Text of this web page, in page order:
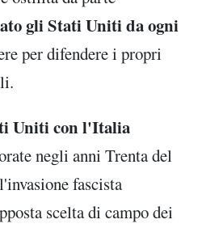
gli Stati Uniti da ogni
per difendere i propri
Uniti con l'Italia
negli anni Trenta del
fascista
scelta di campo dei